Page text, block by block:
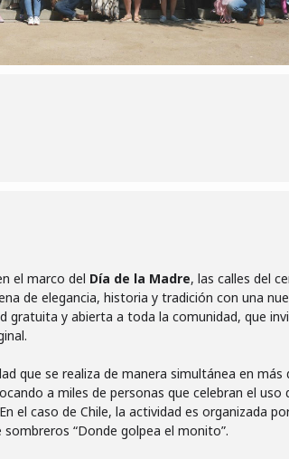
el marco del Día de la Madre, las calles del
de elegancia, historia y tradición con una
gratuita y abierta a toda la comunidad, que
que se realiza de manera simultánea en más
a miles de personas que celebran el uso
el caso de Chile, la actividad es organizada
“Donde golpea el monito”.